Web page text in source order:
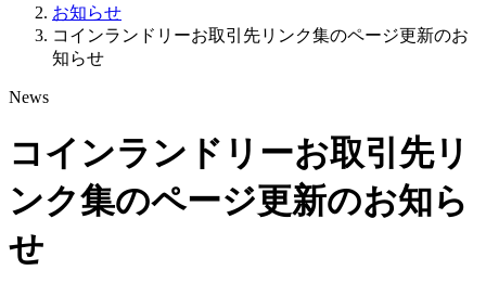
お知らせ
コインランドリーお取引先リンク集のページ更新のお
知らせ
News
コインランドリーお取引先リ
ンク集のページ更新のお知ら
せ